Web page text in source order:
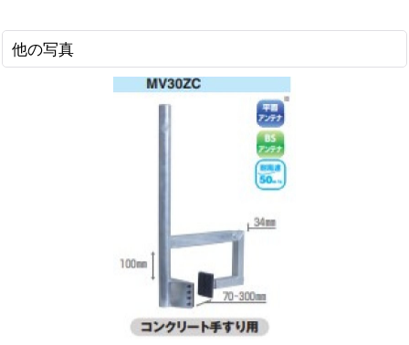
他の写真